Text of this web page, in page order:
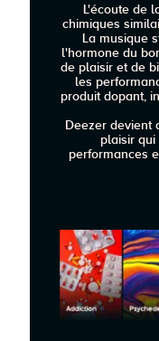
L'écoute de
chimiques
La musique
l'hormone du
de plaisir et de
les
produit dopant,
Deezer devient
plaisir qui
performances